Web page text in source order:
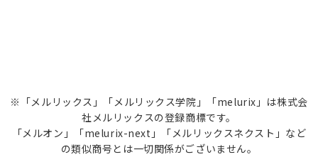
※「メルリックス」「メルリックス学院」「melurix」は株式会
社メルリックスの登録商標です。
「メルオン」「melurix-next」「メルリックスネクスト」など
の類似商号とは一切関係がございません。